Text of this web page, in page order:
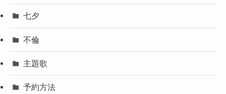
七夕
不倫
主題歌
予約方法